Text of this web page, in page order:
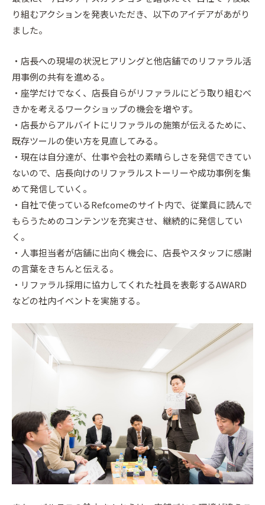
り組むアクションを発表いただき、以下のアイデアがあがり
ました。
・店長への現場の状況ヒアリングと他店舗でのリファラル活
用事例の共有を進める。
・座学だけでなく、店長自らがリファラルにどう取り組むべ
きかを考えるワークショップの機会を増やす。
・店長からアルバイトにリファラルの施策が伝えるために、
既存ツールの使い方を見直してみる。
・現在は自分達が、仕事や会社の素晴らしさを発信できてい
ないので、店長向けのリファラルストーリーや成功事例を集
めて発信していく。
・自社で使っているRefcomeのサイト内で、従業員に読んで
もらうためのコンテンツを充実させ、継続的に発信してい
く。
・人事担当者が店舗に出向く機会に、店長やスタッフに感謝
の言葉をきちんと伝える。
・リファラル採用に協力してくれた社員を表彰するAWARD
などの社内イベントを実施する。